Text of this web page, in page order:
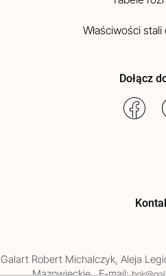
Właściwości
Dołącz
Galart Robert Michalczyk, Aleja